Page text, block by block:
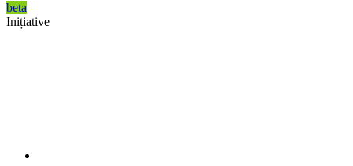
beta
Inițiative